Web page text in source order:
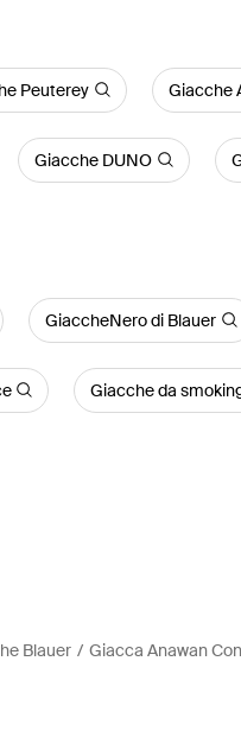
Peuterey Giacche
Giacche DUNO
GiaccheNero di Blauer
Giacche da
Blauer Giacca Anawan